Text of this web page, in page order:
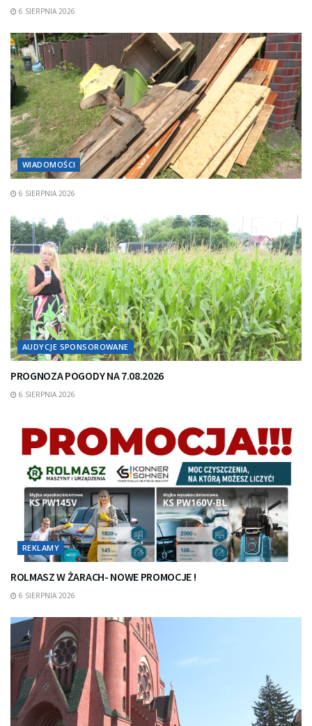
6 SIERPNIA 2026
WIADOMOŚCI
6 SIERPNIA 2026
AUDYCJE SPONSOROWANE
PROGNOZA POGODY NA 7.08.2026
6 SIERPNIA 2026
REKLAMY
ROLMASZ W ŻARACH- NOWE PROMOCJE !
6 SIERPNIA 2026